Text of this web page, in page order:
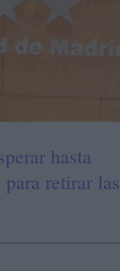
hasta
para retirar las